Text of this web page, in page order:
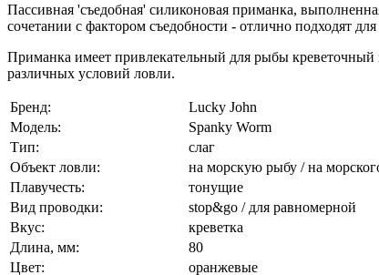
Пассивная 'съедобная' силиконовая приманка,
сочетании с фактором съедобности - отлично подходят
Приманка имеет привлекательный для рыбы креветочный
различных условий ловли.
Бренд:
Lucky John
Модель:
Spanky Worm
Тип:
слаг
Объект ловли:
на морскую рыбу / на
Плавучесть:
тонущие
Вид проводки:
stop&go / для равномерной
Вкус:
креветка
Длина, мм:
80
Цвет:
оранжевые